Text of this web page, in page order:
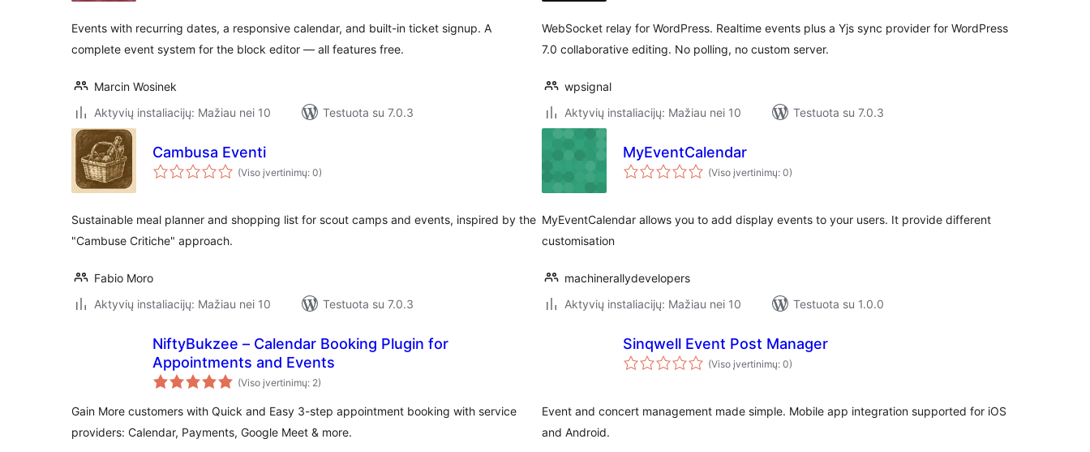
Events with recurring dates, a responsive calendar, and built-in ticket signup. A
complete event system for the block editor — all features free.
Marcin Wosinek
Aktyvių instaliacijų: Mažiau nei 10
Testuota su 7.0.3
WebSocket relay for WordPress. Realtime events plus a Yjs sync provider for WordPress
7.0 collaborative editing. No polling, no custom server.
wpsignal
Aktyvių instaliacijų: Mažiau nei 10
Testuota su 7.0.3
Cambusa Eventi
(Viso įvertinimų: 0)
Sustainable meal planner and shopping list for scout camps and events, inspired by the
"Cambuse Critiche" approach.
Fabio Moro
Aktyvių instaliacijų: Mažiau nei 10
Testuota su 7.0.3
MyEventCalendar
(Viso įvertinimų: 0)
MyEventCalendar allows you to add display events to your users. It provide different
customisation
machinerallydevelopers
Aktyvių instaliacijų: Mažiau nei 10
Testuota su 1.0.0
NiftyBukzee – Calendar Booking Plugin for
Appointments and Events
(Viso įvertinimų: 2)
Gain More customers with Quick and Easy 3-step appointment booking with service
providers: Calendar, Payments, Google Meet & more.
Sinqwell Event Post Manager
(Viso įvertinimų: 0)
Event and concert management made simple. Mobile app integration supported for iOS
and Android.